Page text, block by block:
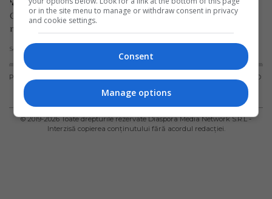
Geanina Mihu, o tânără antreprenoare de naționalitate
română, în vârstă de 38 de ani, va inaugura a doua sa frizerie…
Scris de Redacția Jurnal de Emigrant
PUBLICITATE
POLITICA PRIVIND
© 2019-2026Toate drepturile rezervate Diaspora Media Network S.R.L -
Interzisă copierea conținutului fără acordul redacției.
or in the site menu to manage or withdraw consent in privacy
and cookie settings.
Consent
Manage options